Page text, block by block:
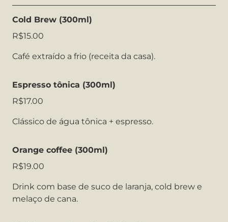
Cold Brew (300ml)
R$15.00
Café extraído a frio (receita da casa).
Espresso tônica (300ml)
R$17.00
Clássico de água tônica + espresso.
Orange coffee (300ml)
R$19.00
Drink com base de suco de laranja, cold brew e
melaço de cana.